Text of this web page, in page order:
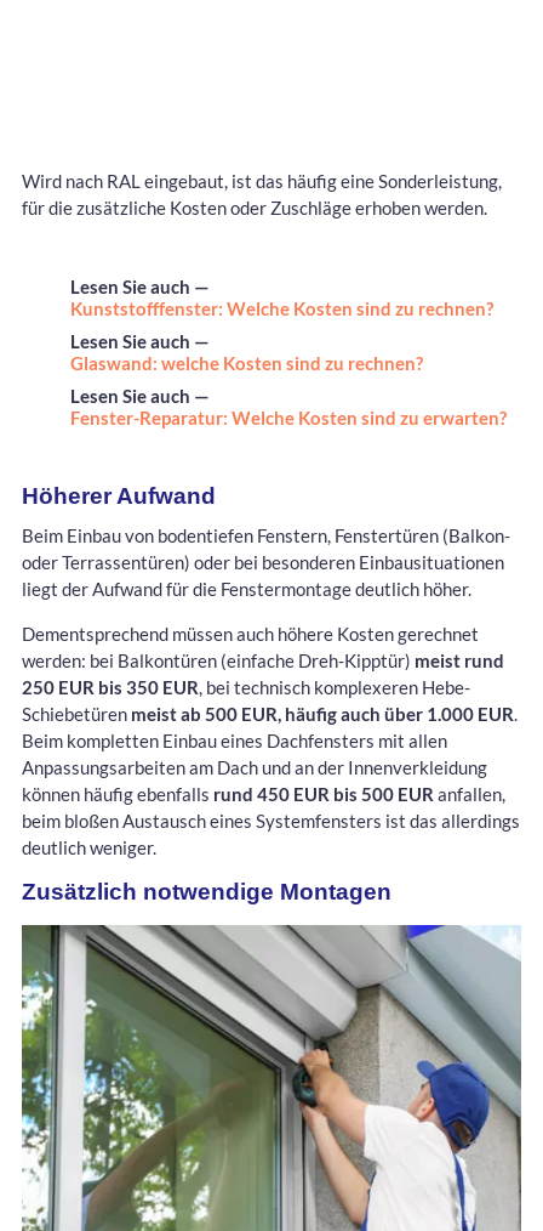
Wird nach RAL eingebaut, ist das häufig eine Sonderleistung,
für die zusätzliche Kosten oder Zuschläge erhoben werden.
Lesen Sie auch —
Kunststofffenster: Welche Kosten sind zu rechnen?
Lesen Sie auch —
Glaswand: welche Kosten sind zu rechnen?
Lesen Sie auch —
Fenster-Reparatur: Welche Kosten sind zu erwarten?
Höherer Aufwand
Beim Einbau von bodentiefen Fenstern, Fenstertüren (Balkon-
oder Terrassentüren) oder bei besonderen Einbausituationen
liegt der Aufwand für die Fenstermontage deutlich höher.
Dementsprechend müssen auch höhere Kosten gerechnet
werden: bei Balkontüren (einfache Dreh-Kipptür) meist rund
250 EUR bis 350 EUR, bei technisch komplexeren Hebe-
Schiebetüren meist ab 500 EUR, häufig auch über 1.000 EUR.
Beim kompletten Einbau eines Dachfensters mit allen
Anpassungsarbeiten am Dach und an der Innenverkleidung
können häufig ebenfalls rund 450 EUR bis 500 EUR anfallen,
beim bloßen Austausch eines Systemfensters ist das allerdings
deutlich weniger.
Zusätzlich notwendige Montagen